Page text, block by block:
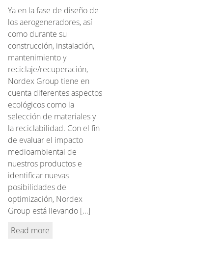
Ya en la fase de diseño de
los aerogeneradores, así
como durante su
construcción, instalación,
mantenimiento y
reciclaje/recuperación,
Nordex Group tiene en
cuenta diferentes aspectos
ecológicos como la
selección de materiales y
la reciclabilidad. Con el fin
de evaluar el impacto
medioambiental de
nuestros productos e
identificar nuevas
posibilidades de
optimización, Nordex
Group está llevando […]
Read more